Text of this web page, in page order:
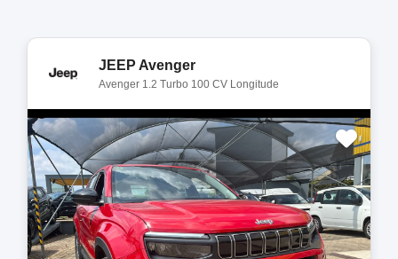
JEEP Avenger
Avenger 1.2 Turbo 100 CV Longitude